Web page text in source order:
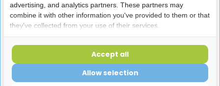
Productomschrijving
Reviews
Laatst bekeken producten
advertising, and analytics partners. These partners may
combine it with other information you've provided to them or that
they've collected from your use of their services.
Allow selection
Accept all